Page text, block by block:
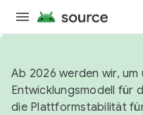
Ab 2026 werden wir, um
Entwicklungsmodell für
die Plattformstabilität